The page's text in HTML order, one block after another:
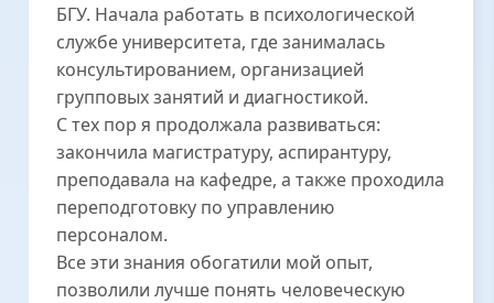
БГУ. Начала работать в психологической
службе университета, где занималась
консультированием, организацией
групповых занятий и диагностикой.
С тех пор я продолжала развиваться:
закончила магистратуру, аспирантуру,
преподавала на кафедре, а также проходила
переподготовку по управлению
персоналом.
Все эти знания обогатили мой опыт,
позволили лучше понять человеческую